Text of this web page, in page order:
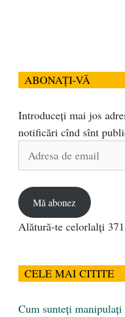
ABONAȚI-VĂ
Introduceți mai jos
notificări cînd sînt
Adresa
Mă abonez
Alătură-te celorlalți
CELE MAI CITITE
Cum sunteți